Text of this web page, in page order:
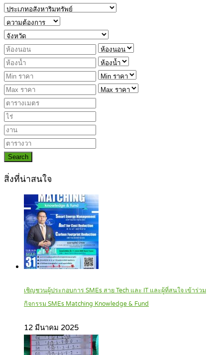
Search
สิ่งที่น่าสนใจ
เชิญชวนผู้ประกอบการ SMEs สาย Tech และ IT และผู้ที่สนใจ เข้าร่วม
กิจกรรม SMEs Matching Knowledge & Fund
12 มีนาคม 2025